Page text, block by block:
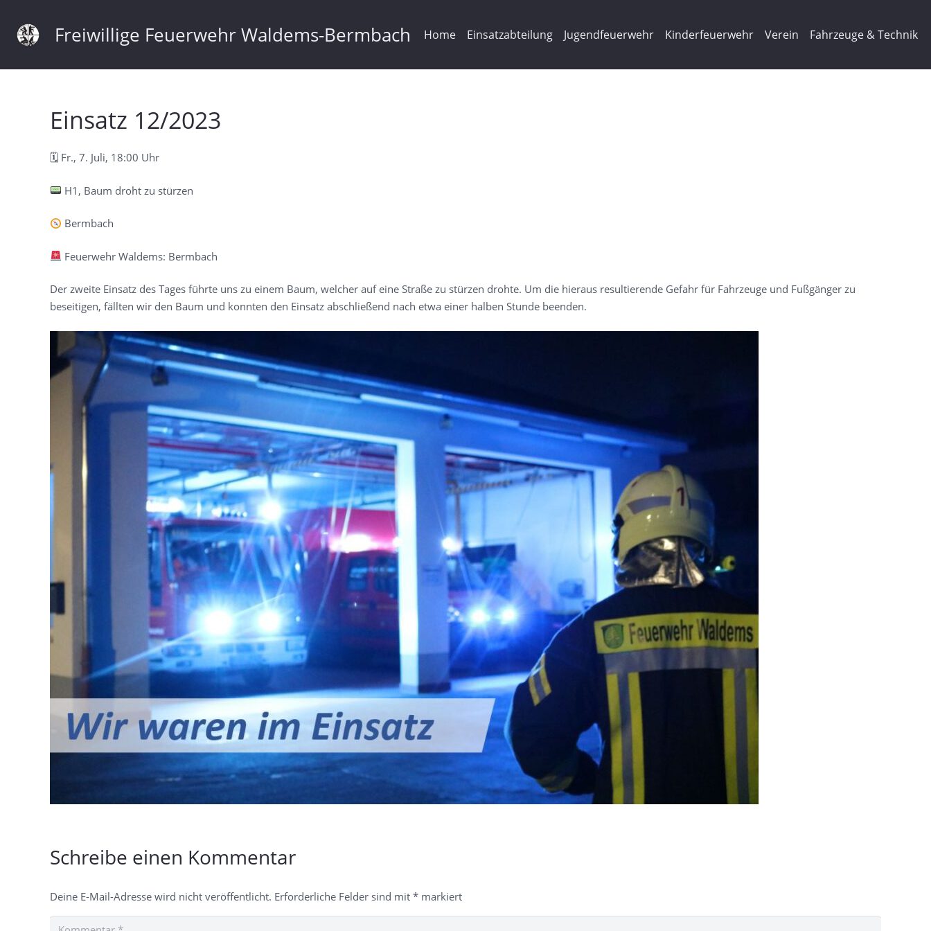
Freiwillige Feuerwehr Waldems-Bermbach Home Einsatzabteilung Jugendfeuerwehr Kinderfeuerwehr Verein Fahrzeuge & Technik
Einsatz 12/2023
🗓 Fr., 7. Juli, 18:00 Uhr
H1, Baum droht zu stürzen
Bermbach
Feuerwehr Waldems: Bermbach
Der zweite Einsatz des Tages führte uns zu einem Baum, welcher auf eine Straße zu stürzen drohte. Um die hieraus resultierende Gefahr für Fahrzeuge und Fußgänger zu
beseitigen, fällten wir den Baum und konnten den Einsatz abschließend nach etwa einer halben Stunde beenden.
Schreibe einen Kommentar
Deine E-Mail-Adresse wird nicht veröffentlicht. Erforderliche Felder sind mit * markiert